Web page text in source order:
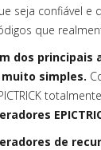
seja confiável e
que
dos principais
muito simples.
de